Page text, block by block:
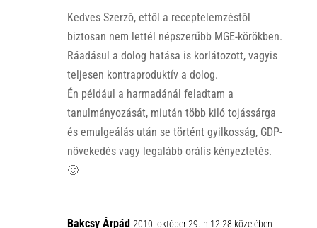
Kedves Szerző, ettől a receptelemzéstől
biztosan nem lettél népszerűbb MGE-körökben.
Ráadásul a dolog hatása is korlátozott, vagyis
teljesen kontraproduktív a dolog.
Én például a harmadánál feladtam a
tanulmányozását, miután több kiló tojássárga
és emulgeálás után se történt gyilkosság, GDP-
növekedés vagy legalább orális kényeztetés.
🙂
Bakcsy Árpád 2010. október 29.-n 12:28 közelében